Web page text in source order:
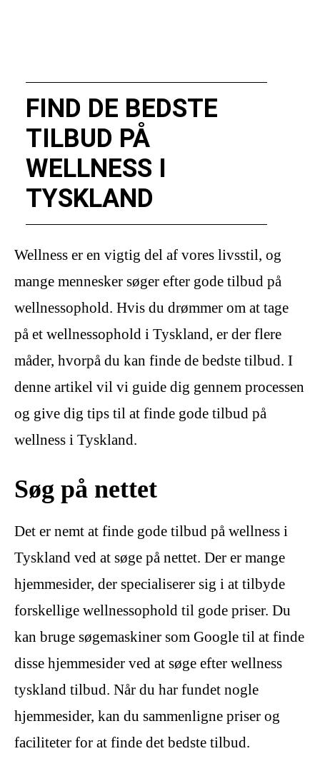
FIND DE BEDSTE
TILBUD PÅ
WELLNESS I
TYSKLAND
Wellness er en vigtig del af vores livsstil, og
mange mennesker søger efter gode tilbud på
wellnessophold. Hvis du drømmer om at tage
på et wellnessophold i Tyskland, er der flere
måder, hvorpå du kan finde de bedste tilbud. I
denne artikel vil vi guide dig gennem processen
og give dig tips til at finde gode tilbud på
wellness i Tyskland.
Søg på nettet
Det er nemt at finde gode tilbud på wellness i
Tyskland ved at søge på nettet. Der er mange
hjemmesider, der specialiserer sig i at tilbyde
forskellige wellnessophold til gode priser. Du
kan bruge søgemaskiner som Google til at finde
disse hjemmesider ved at søge efter wellness
tyskland tilbud. Når du har fundet nogle
hjemmesider, kan du sammenligne priser og
faciliteter for at finde det bedste tilbud.